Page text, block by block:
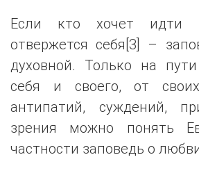
Если кто хочет
отвержется себя[3] –
духовной. Только на
себя и своего, от
антипатий, суждений,
зрения можно понять
частности заповедь о